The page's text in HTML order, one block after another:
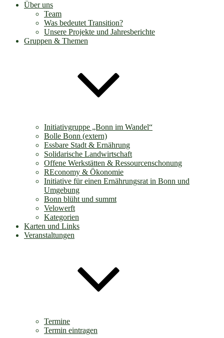
Über uns
Team
Was bedeutet Transition?
Unsere Projekte und Jahresberichte
Gruppen & Themen
Initiativgruppe „Bonn im Wandel“
Bolle Bonn (extern)
Essbare Stadt & Ernährung
Solidarische Landwirtschaft
Offene Werkstätten & Ressourcenschonung
REconomy & Ökonomie
Initiative für einen Ernährungsrat in Bonn und
Umgebung
Bonn blüht und summt
Velowerft
Kategorien
Karten und Links
Veranstaltungen
Termine
Termin eintragen